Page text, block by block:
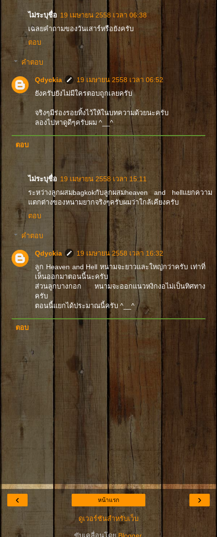
ไม่ระบุชื่อ 19 เมษายน 2558 เวลา 06:38
เฉลยคำถามของวันเสาร์หรือยังครับ
ตอบ
คำตอบ
Qdyckia
19 เมษายน 2558 เวลา 06:52
ยังครับยังไม่มีใครตอบถูกเลยครับ
จริงๆมีร่องรอยทิ้งไว้ให้ในบทความด้วยนะครับ
ลองไปหาดูดีๆครับผม ^__^
ตอบ
ไม่ระบุชื่อ 19 เมษายน 2558 เวลา 15:11
ระหว่างลูกผสมbagkokกับลูกผสมheaven and hellแยกความ
แตกต่างของหนามยากจริงๆครับผมว่าใกล้เคียงครับ
ตอบ
คำตอบ
Qdyckia
19 เมษายน 2558 เวลา 16:32
ลูก Heaven and Hell หนามจะยาวและใหญ่กว่าครับ เท่าที่
เห็นออกมาตอนนี้นะครับ
ส่วนลูกบางกอก หนามจะออกแนวหงิกงอไม่เป็นทิศทาง
ครับ
ตอนนี้แยกได้ประมาณนี้ครับ ^__^
ตอบ
‹ ›
หน้าแรก
ดูเวอร์ชันสำหรับเว็บ